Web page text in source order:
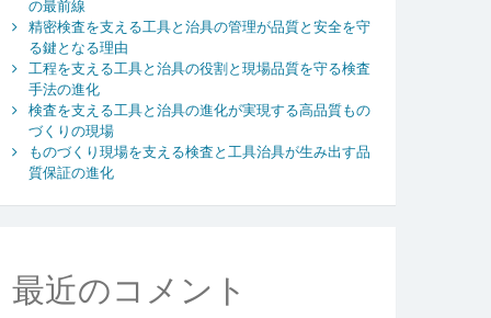
の最前線
精密検査を支える工具と治具の管理が品質と安全を守
る鍵となる理由
工程を支える工具と治具の役割と現場品質を守る検査
手法の進化
検査を支える工具と治具の進化が実現する高品質もの
づくりの現場
ものづくり現場を支える検査と工具治具が生み出す品
質保証の進化
最近のコメント